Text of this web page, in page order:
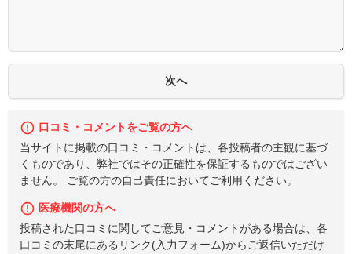
口コミ・コメントをご覧の方へ
当サイトに掲載の口コミ・コメントは、各投稿者の主観に基づ
くものであり、弊社ではその正確性を保証するものではござい
ません。 ご覧の方の自己責任においてご利用ください。
医療機関の方へ
投稿された口コミに関してご意見・コメントがある場合は、各
口コミの末尾にあるリンク(入力フォーム)からご返信いただけ